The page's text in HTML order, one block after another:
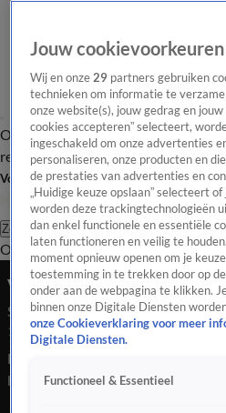
Overzicht Laatste nieuws Regionieuws
redactie
Volg Hart van Nederland
Zoeken
OverzichtRegioUitzendingenWeer
Vroege Editie
Seizoen 2026, aflevering 94
11 mei, 17:50
Een verkeersruzie in Oss loopt
belandt in een tuin en vijf mensen
Jouw cookievoorkeuren
Wij en onze29 partners gebruiken
technieken om informatie te
onze website(s), jouw gedrag en
cookies accepteren” selecteert,
ingeschakeld om onze advertenties
personaliseren, onze producten en
de prestaties van advertenties en
„Huidige keuze opslaan” selecteert
worden deze trackingtechnologieën
dan enkel functionele en essentiële
laten functioneren en veilig te
moment opnieuw openen om je
toestemming in te trekken door op
onder aan de webpagina te klikken.
binnen onze Digitale Diensten
onze Cookieverklaring voor meer
Digitale Diensten.
Functioneel & Essentieel